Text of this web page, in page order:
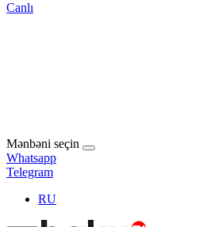
Canlı
Mənbəni seçin
Whatsapp
Telegram
RU